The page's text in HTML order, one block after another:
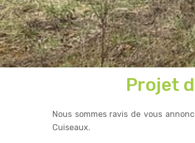
Projet
Nous sommes ravis de vous
Cuiseaux.